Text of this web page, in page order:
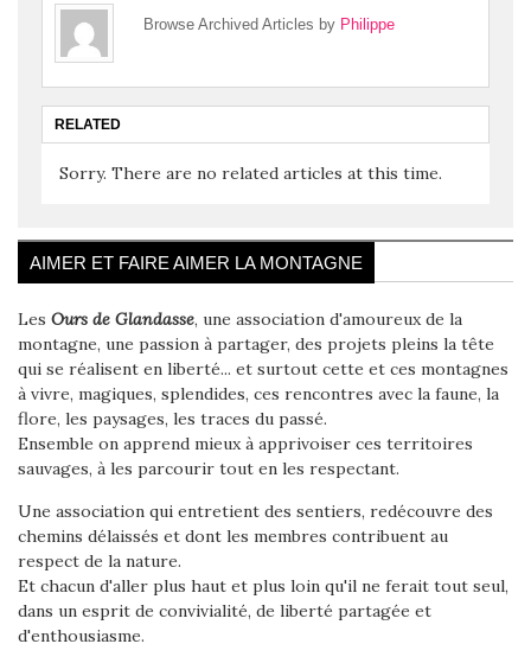
Browse Archived Articles by Philippe
RELATED
Sorry. There are no related articles at this time.
AIMER ET FAIRE AIMER LA MONTAGNE
Les Ours de Glandasse, une association d'amoureux de la
montagne, une passion à partager, des projets pleins la tête
qui se réalisent en liberté... et surtout cette et ces montagnes
à vivre, magiques, splendides, ces rencontres avec la faune, la
flore, les paysages, les traces du passé.
Ensemble on apprend mieux à apprivoiser ces territoires
sauvages, à les parcourir tout en les respectant.
Une association qui entretient des sentiers, redécouvre des
chemins délaissés et dont les membres contribuent au
respect de la nature.
Et chacun d'aller plus haut et plus loin qu'il ne ferait tout seul,
dans un esprit de convivialité, de liberté partagée et
d'enthousiasme.